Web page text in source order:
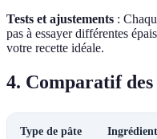
Tests et ajustements :
pas à essayer différentes
votre recette idéale.
4. Comparatif des
Type de pâte